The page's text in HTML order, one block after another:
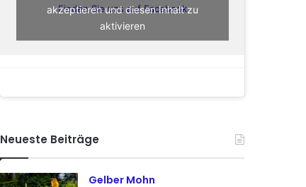
Finden Sie uns auf Facebook
akzeptieren und diesen Inhalt zu
aktivieren
Neueste Beiträge
Gelber Mohn